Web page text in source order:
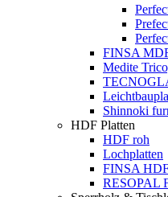
FINSA
Medite
Shinnoki
HDF Platten
HDF roh
Lochplatten
FINSA
RESOPAL